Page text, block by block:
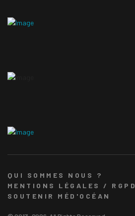
QUI SOMMES NOUS ?
MENTIONS LÉGALES / RGPD
SOUTENIR MÉD'OCÉAN